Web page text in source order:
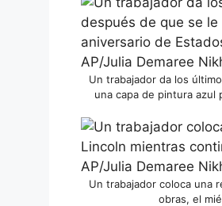
Un trabajador da los
una capa de pintura azul
Un trabajador coloca una
obras, el